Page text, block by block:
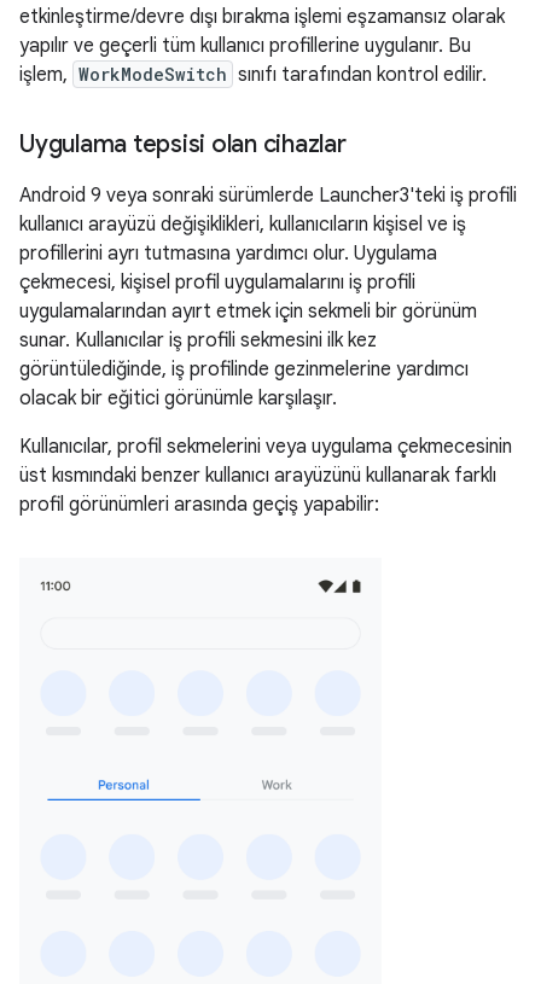
etkinleştirme/devre dışı bırakma işlemi eşzamansız olarak
yapılır ve geçerli tüm kullanıcı profillerine uygulanır. Bu
işlem, WorkModeSwitch sınıfı tarafından kontrol edilir.
Uygulama tepsisi olan cihazlar
Android 9 veya sonraki sürümlerde Launcher3'teki iş profili
kullanıcı arayüzü değişiklikleri, kullanıcıların kişisel ve iş
profillerini ayrı tutmasına yardımcı olur. Uygulama
çekmecesi, kişisel profil uygulamalarını iş profili
uygulamalarından ayırt etmek için sekmeli bir görünüm
sunar. Kullanıcılar iş profili sekmesini ilk kez
görüntülediğinde, iş profilinde gezinmelerine yardımcı
olacak bir eğitici görünümle karşılaşır.
Kullanıcılar, profil sekmelerini veya uygulama çekmecesinin
üst kısmındaki benzer kullanıcı arayüzünü kullanarak farklı
profil görünümleri arasında geçiş yapabilir: